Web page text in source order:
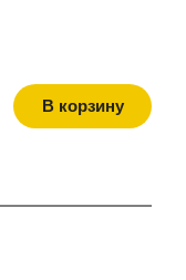
В корзину